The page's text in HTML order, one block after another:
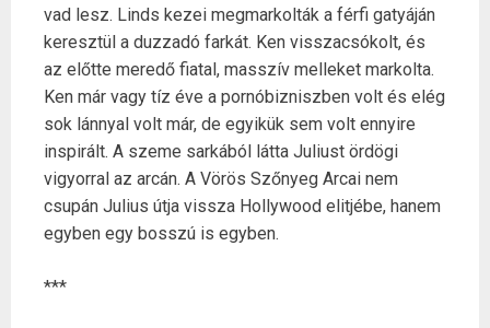
vad lesz. Linds kezei megmarkolták a férfi gatyáján
keresztül a duzzadó farkát. Ken visszacsókolt, és
az előtte meredő fiatal, masszív melleket markolta.
Ken már vagy tíz éve a pornóbizniszben volt és elég
sok lánnyal volt már, de egyikük sem volt ennyire
inspirált. A szeme sarkából látta Juliust ördögi
vigyorral az arcán. A Vörös Szőnyeg Arcai nem
csupán Julius útja vissza Hollywood elitjébe, hanem
egyben egy bosszú is egyben.
***